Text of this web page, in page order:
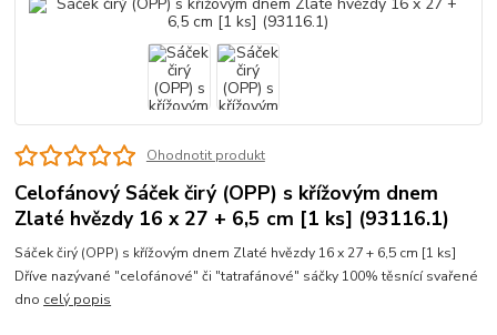
Ohodnotit produkt
Celofánový Sáček čirý (OPP) s křížovým dnem
Zlaté hvězdy 16 x 27 + 6,5 cm [1 ks] (93116.1)
Sáček čirý (OPP) s křížovým dnem Zlaté hvězdy 16 x 27 + 6,5 cm [1 ks]
Dříve nazývané "celofánové" či "tatrafánové" sáčky 100% těsnící svařené
dno celý popis